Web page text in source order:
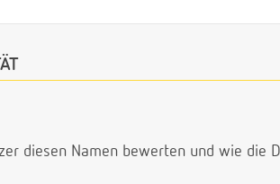
diesen Namen bewerten und wie die